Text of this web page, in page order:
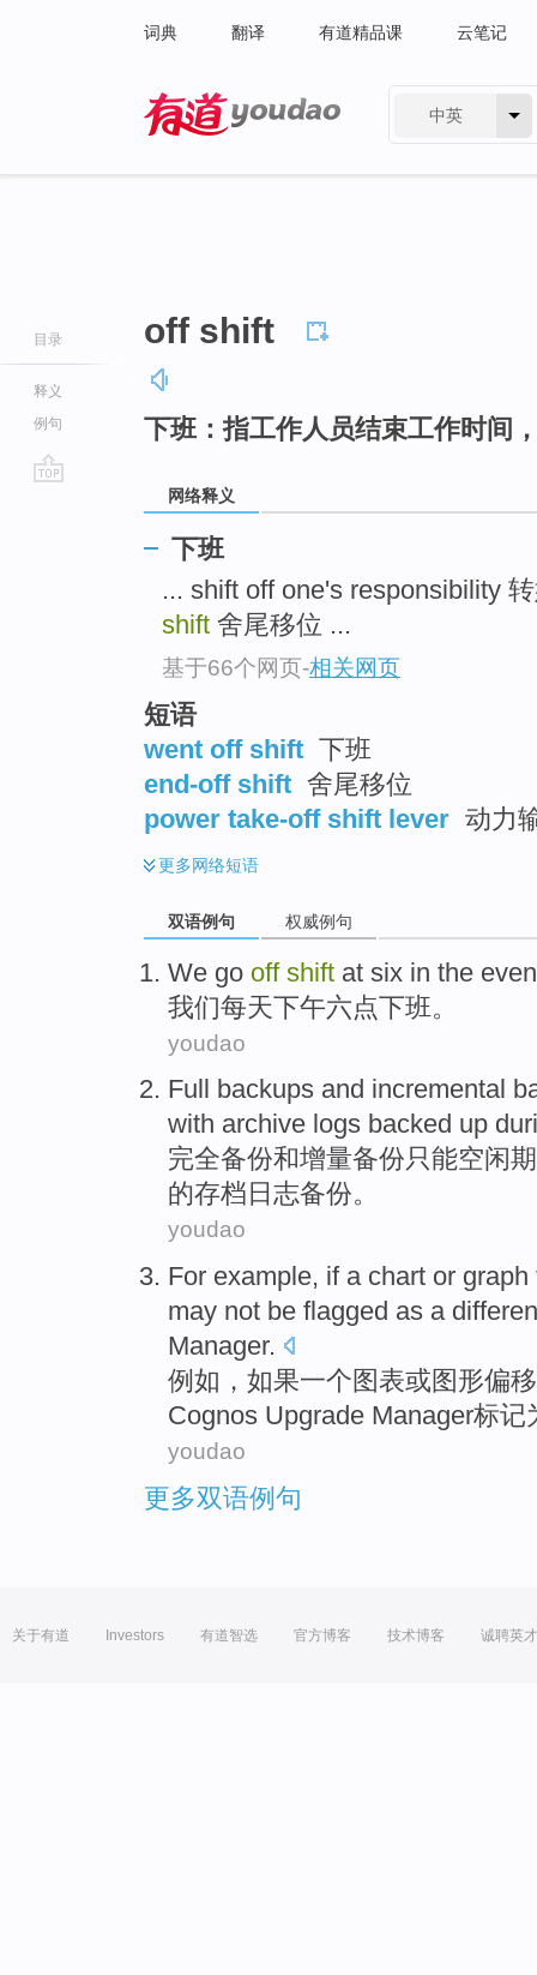
词典 翻译 有道精品课 云笔记
中英
目录
释义
例句
off shift
下班：指工作人员结束工作时间
网络释义
下班
... shift off one's responsibility
shift 舍尾移位 ...
基于66个网页-相关网页
短语
went off shift 下班
end-off shift 舍尾移位
power take-off shift lever 动力
更多网络短语
双语例句 权威例句
We go off shift at six in the
我们每天下午六点下班。
youdao
Full backups and incremental
with archive logs backed up
完全备份和增量备份只能空闲
的存档 日志备份。
youdao
For example, if a chart or graph
may not be flagged as a
Manager.
例如 ， 如果一个图表或图形偏移
Cognos Upgrade Manager标记
youdao
更多双语例句
关于有道 Investors 有道智选 官方博客 技术博客 诚聘英才